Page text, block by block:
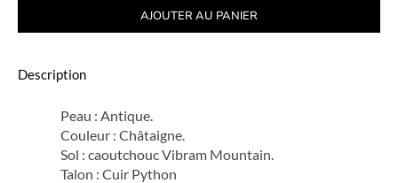
AJOUTER AU PANIER
Description
Peau : Antique.
Couleur : Châtaigne.
Sol : caoutchouc Vibram Mountain.
Talon : Cuir Python